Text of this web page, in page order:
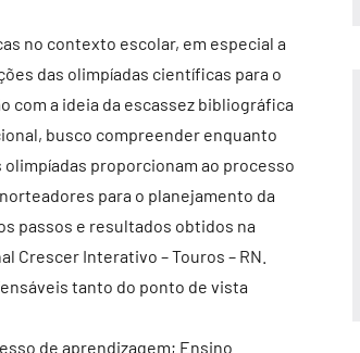
no contexto escolar, em especial a
das olimpíadas científicas para o
com a ideia da escassez bibliográfica
busco compreender enquanto
proporcionam ao processo
para o planejamento da
passos e resultados obtidos na
Crescer Interativo – Touros – RN.
tanto do ponto de vista
de aprendizagem; Ensino